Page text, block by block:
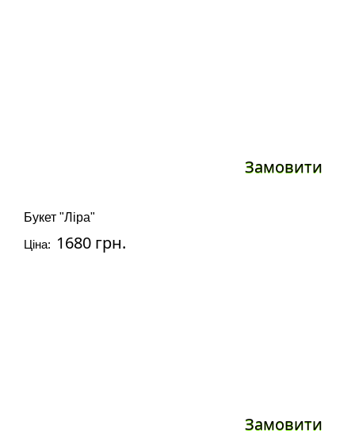
Замовити
Букет "Ліра"
Ціна: 1680 грн.
Замовити